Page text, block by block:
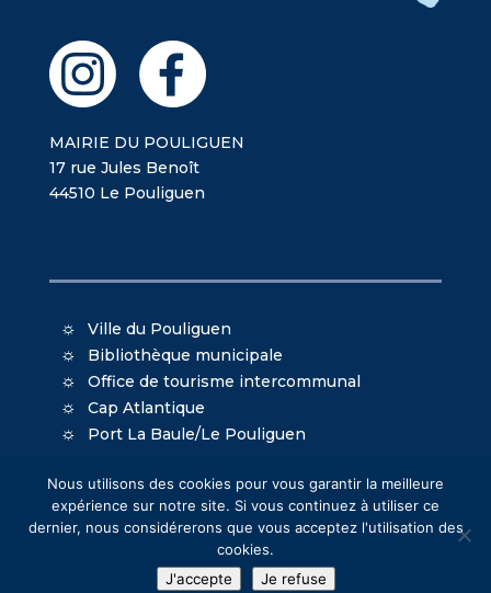
MAIRIE DU POULIGUEN
17 rue Jules Benoît
44510 Le Pouliguen
Ville du Pouliguen
Bibliothèque municipale
Office de tourisme intercommunal
Cap Atlantique
Port La Baule/Le Pouliguen
© Mairie du Pouliguen - Création
MacKenzie-Mentions légales
Nous utilisons des cookies pour vous garantir la meilleure
expérience sur notre site. Si vous continuez à utiliser ce
dernier, nous considérerons que vous acceptez l'utilisation des
cookies.
J'accepte
Je refuse